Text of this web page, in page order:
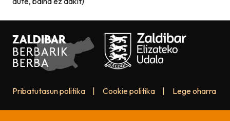
Pribatutasun politika Cookie politika Lege oharra